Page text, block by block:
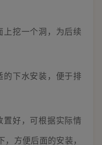
挖一个洞，为后续
下水安装，便于排
好，可根据实际情
方便后面的安装，